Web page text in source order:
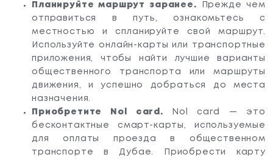
Планируйте маршрут заранее. Прежде чем
отправиться в путь, ознакомьтесь с
местностью и спланируйте свой маршрут.
Используйте онлайн-карты или транспортные
приложения, чтобы найти лучшие варианты
общественного транспорта или маршруты
движения, и успешно добраться до места
назначения.
Приобретите Nol card.
Nol card — это
бесконтактные смарт-карты, используемые
для оплаты проезда в общественном
транспорте в Дубае. Приобрести карту